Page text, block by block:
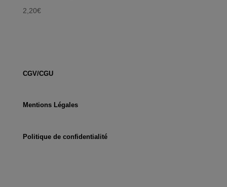
2,20€
CGV/CGU
Mentions Légales
Politique de confidentialité